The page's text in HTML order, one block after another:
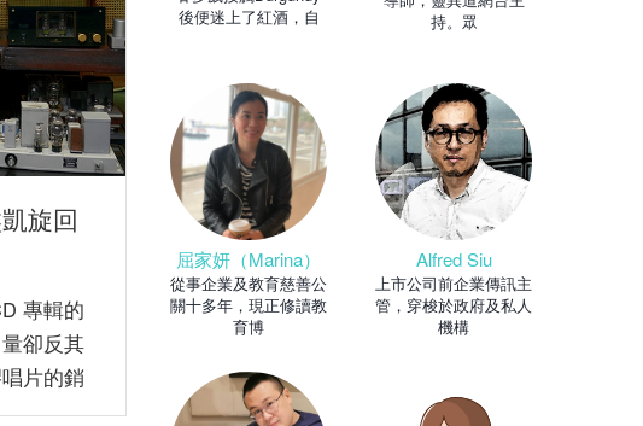
旋回
專輯的
卻反其
片的銷
後便迷上了紅酒，自
持。眾
屈家妍（Marina）
從事企業及教育慈善公
關十多年，現正修讀教
育博
Alfred Siu
上市公司前企業傳訊主
管，穿梭於政府及私人
機構